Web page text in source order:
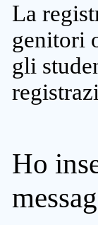
La
genitori
gli
Ho